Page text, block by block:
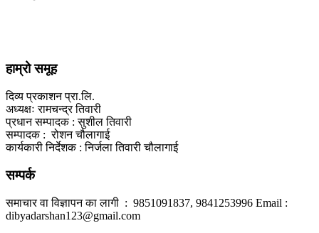
हाम्रो समूह
दिव्य प्रकाशन प्रा.लि.
अध्यक्षः रामचन्द्र तिवारी
प्रधान सम्पादक : सुशील तिवारी
सम्पादक : रोशन चौलागाई
कार्यकारी निर्देशक : निर्जला तिवारी चौलागाई
सम्पर्क
समाचार वा विज्ञापन का लागी : 9851091837, 9841253996 Email :
dibyadarshan123@gmail.com